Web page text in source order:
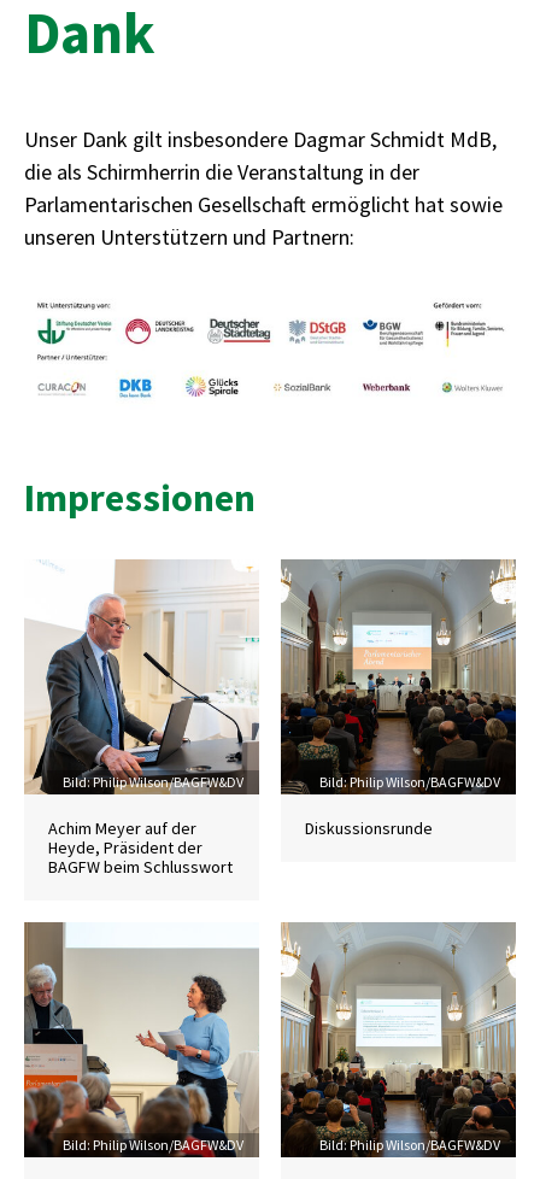
Dank
Unser Dank gilt insbesondere Dagmar Schmidt MdB,
die als Schirmherrin die Veranstaltung in der
Parlamentarischen Gesellschaft ermöglicht hat sowie
unseren Unterstützern und Partnern:
Impressionen
Credit
Bild: Philip Wilson/BAGFW&DV
Achim Meyer auf der
Heyde, Präsident der
BAGFW beim Schlusswort
Credit
Bild: Philip Wilson/BAGFW&DV
Diskussionsrunde
Credit
Bild: Philip Wilson/BAGFW&DV Credit
Bild: Philip Wilson/BAGFW&DV